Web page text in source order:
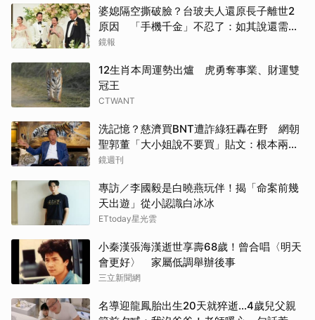
婆媳隔空撕破臉？台玻夫人還原長子離世2
原因 「手機千金」不忍了：如其說還需要
離開嗎？
鏡報
12生肖本周運勢出爐 虎勇奪事業、財運雙
冠王
CTWANT
洗記憶？慈濟買BNT遭詐綠狂轟在野 網朝
聖郭董「大小姐說不要買」貼文：根本兩碼
事
鏡週刊
專訪／李國毅是白曉燕玩伴！揭「命案前幾
天出遊」從小認識白冰冰
ETtoday星光雲
小秦漢張海漢逝世享壽68歲！曾合唱〈明天
會更好〉 家屬低調舉辦後事
三立新聞網
名導迎龍鳳胎出生20天就猝逝...4歲兒父親